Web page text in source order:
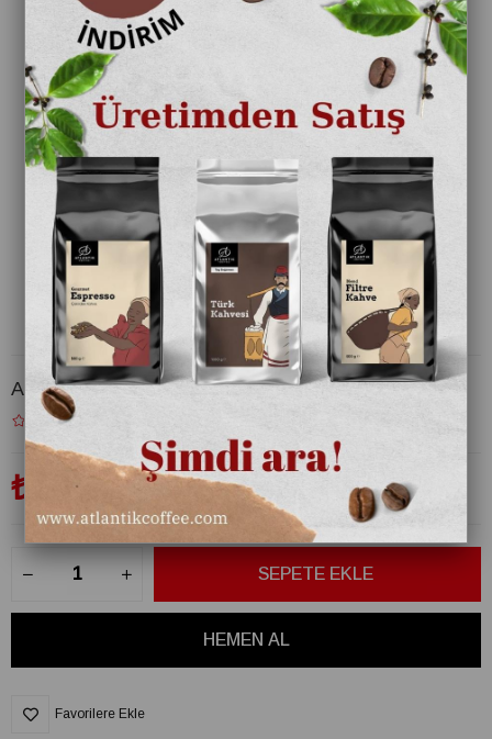
Atlantik Ada Çayı 125 gr
₺120,00
Favorilere Ekle